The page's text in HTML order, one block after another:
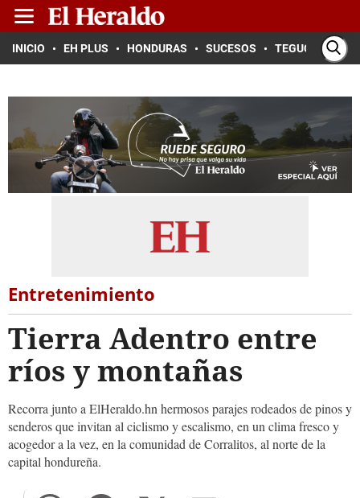
INICIO EH PLUS HONDURAS SUCESOS TEGUCIGALPA
Entretenimiento
Tierra Adentro entre
ríos y montañas
Recorra junto a ElHeraldo.hn hermosos parajes rodeados de pinos y
senderos que invitan al ciclismo y escalismo, en un clima fresco y
acogedor a la vez, en la comunidad de Corralitos, al norte de la
capital hondureña.